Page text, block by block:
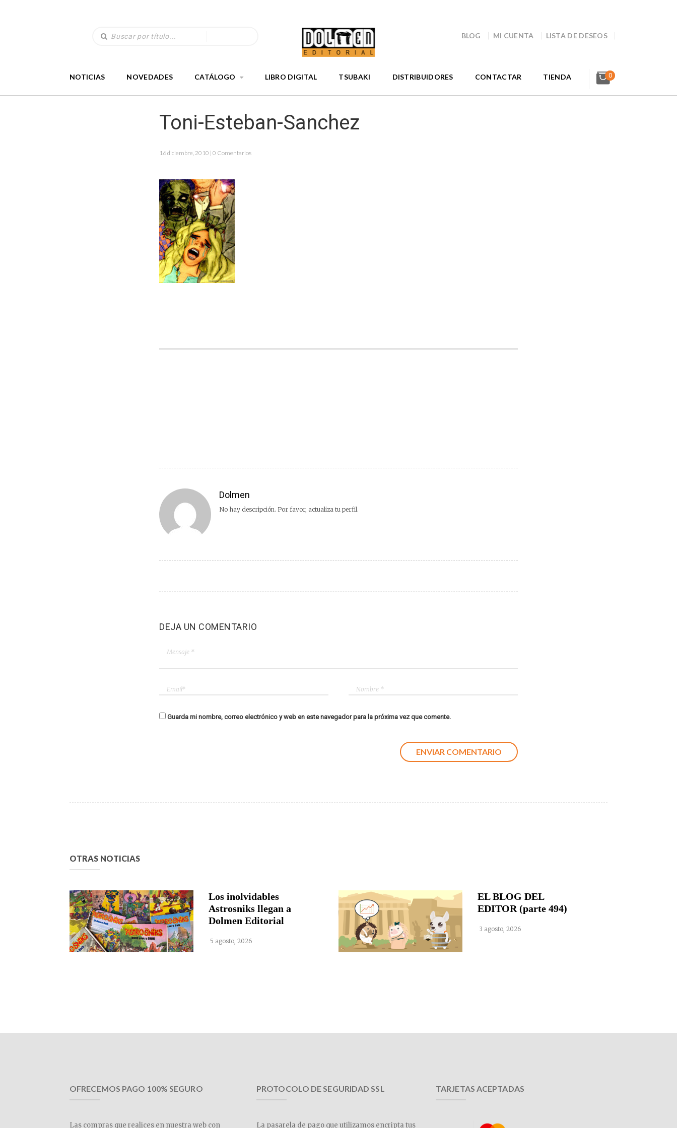
BLOG MI CUENTA LISTA DE DESEOS
NOTICIAS NOVEDADES CATÁLOGO LIBRO DIGITAL TSUBAKI DISTRIBUIDORES CONTACTAR TIENDA 0
Toni-Esteban-Sanchez
16 diciembre, 2010 | 0 Comentarios
Dolmen
No hay descripción. Por favor, actualiza tu perfil.
DEJA UN COMENTARIO
Guarda mi nombre, correo electrónico y web en este navegador para la próxima vez que comente.
OTRAS NOTICIAS
Los inolvidables
Astrosniks llegan a
Dolmen Editorial
5 agosto, 2026
EL BLOG DEL
EDITOR (parte 494)
3 agosto, 2026
OFRECEMOS PAGO 100% SEGURO
Las compras que realices en nuestra web con
PROTOCOLO DE SEGURIDAD SSL
La pasarela de pago que utilizamos encripta tus
TARJETAS ACEPTADAS